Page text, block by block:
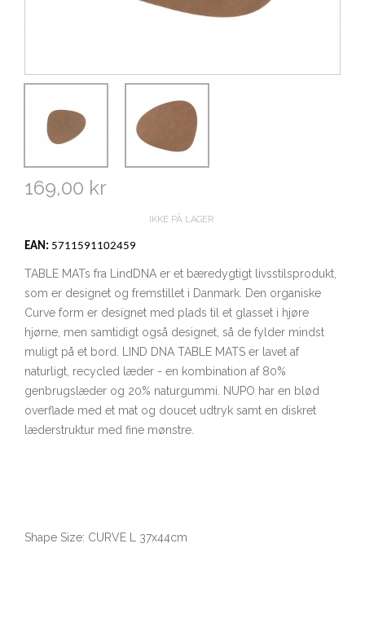
169,00 kr
IKKE PÅ LAGER
EAN: 5711591102459
TABLE MATs fra LindDNA er et bæredygtigt livsstilsprodukt,
som er designet og fremstillet i Danmark. Den organiske
Curve form er designet med plads til et glasset i hjøre
hjørne, men samtidigt også designet, så de fylder mindst
muligt på et bord. LIND DNA TABLE MATS er lavet af
naturligt, recycled læder - en kombination af 80%
genbrugslæder og 20% naturgummi. NUPO har en blød
overflade med et mat og doucet udtryk samt en diskret
læderstruktur med fine mønstre.
Shape Size: CURVE L 37x44cm